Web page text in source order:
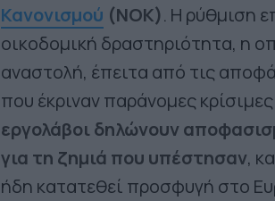
Κανονισμού (ΝΟΚ). Η ρύθμιση
οικοδομική δραστηριότητα, η
αναστολή, έπειτα από τις
που έκριναν παράνομες
εργολάβοι δηλώνουν
για τη ζημιά που υπέστησαν,
ήδη κατατεθεί προσφυγή στο